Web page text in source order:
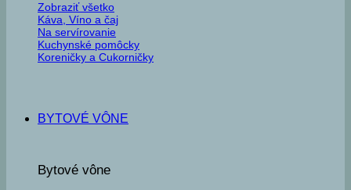
Zobraziť všetko
Káva, Víno a čaj
Na servírovanie
Kuchynské pomôcky
Koreničky a Cukorničky
BYTOVÉ VÔNE
Bytové vône